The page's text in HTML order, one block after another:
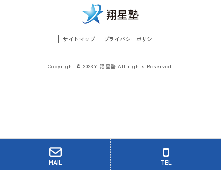
サイトマップ プライバシーポリシー
Copyright © 2023Y 翔星塾 All rights Reserved.
MAIL TEL